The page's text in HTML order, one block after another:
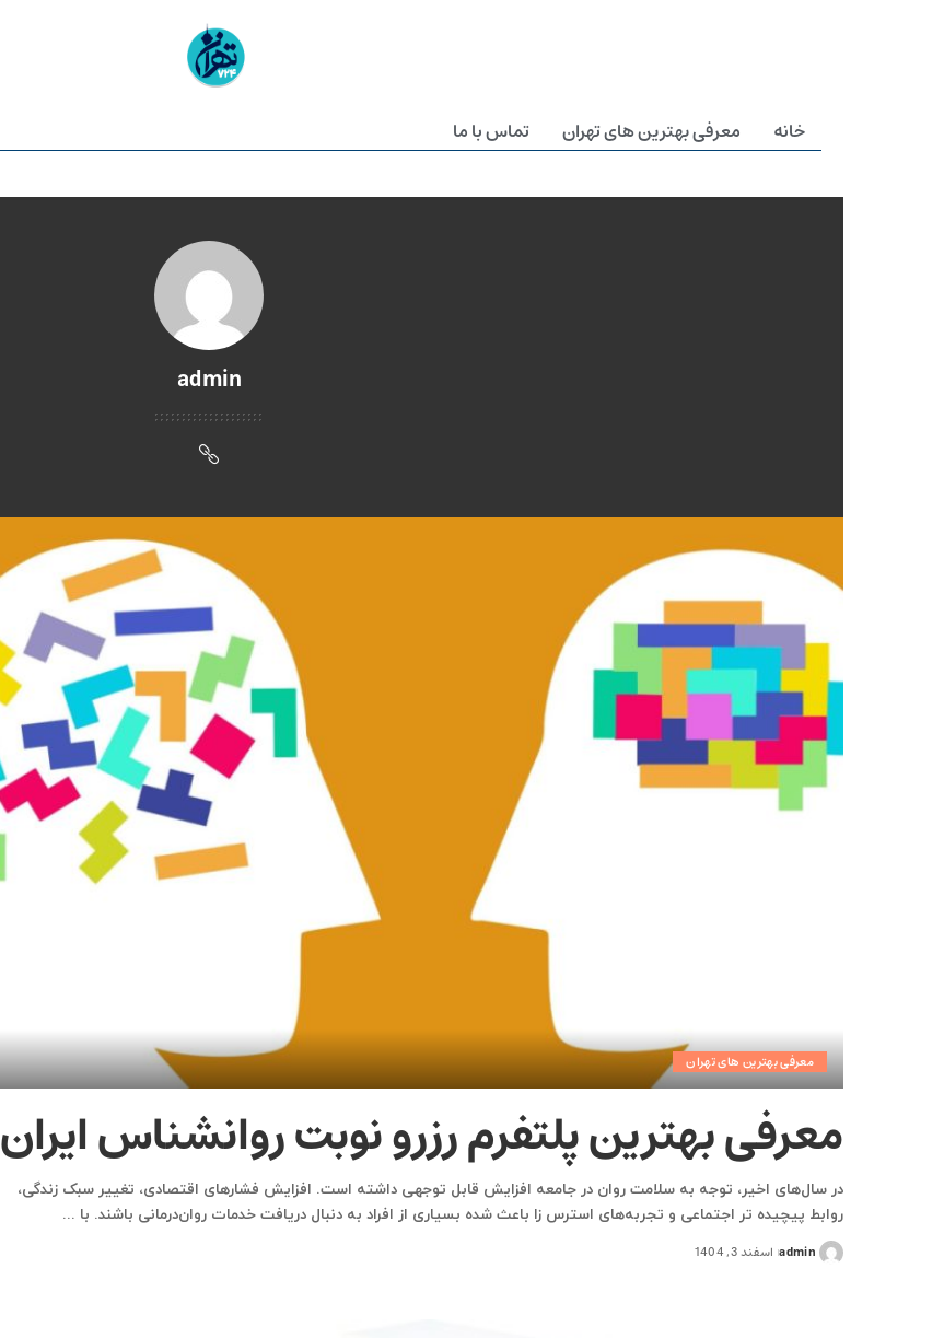
خانه معرفی بهترین های تهران تماس با ما
admin
معرفی بهترین های تهران
معرفی بهترین پلتفرم رزرو نوبت روانشناس ایران
در سال‌های اخیر، توجه به سلامت روان در جامعه افزایش قابل‌ توجهی داشته است. افزایش فشارهای اقتصادی، تغییر سبک زندگی،
روابط پیچیده‌ تر اجتماعی و تجربه‌های استرس‌ زا باعث شده بسیاری از افراد به‌ دنبال دریافت خدمات روان‌درمانی باشند. با ...
admin اسفند 3, 1404